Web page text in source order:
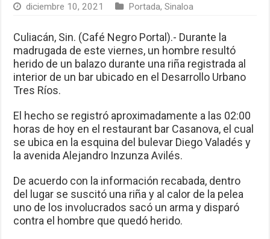
diciembre 10, 2021 Portada,Sinaloa
Culiacán, Sin. (Café Negro Portal).- Durante la
madrugada de este viernes, un hombre resultó
herido de un balazo durante una riña registrada al
interior de un bar ubicado en el Desarrollo Urbano
Tres Ríos.
El hecho se registró aproximadamente a las 02:00
horas de hoy en el restaurant bar Casanova, el cual
se ubica en la esquina del bulevar Diego Valadés y
la avenida Alejandro Inzunza Avilés.
De acuerdo con la información recabada, dentro
del lugar se suscitó una riña y al calor de la pelea
uno de los involucrados sacó un arma y disparó
contra el hombre que quedó herido.